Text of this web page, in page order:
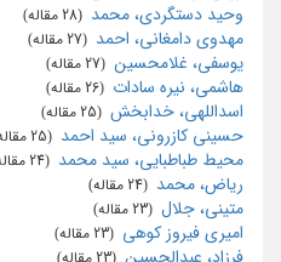
وحید دستگردی، محمد
مهدوی دامغانی، احمد
یوسفی، غلامحسین
هاشمی، نیره سادات
اسداللهی، خدابخش
حسینی کازرونی، سید احمد
محیط طباطبایی، سید محمد
ریاض، محمد
متینی، جلال
امیری فیروز کوهی
فرزاد، عبدالحسین